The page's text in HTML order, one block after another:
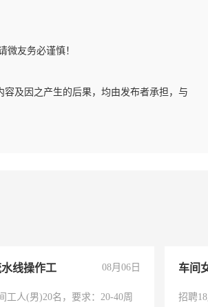
微友务必谨慎！
及因之产生的后果，均由发布者承担，与
线操作工 08月06日
工人(男)20名，要求：20-40周
车间
招聘